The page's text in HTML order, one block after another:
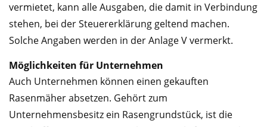
vermietet, kann alle Ausgaben, die damit in Verbindung
stehen, bei der Steuererklärung geltend machen.
Solche Angaben werden in der Anlage V vermerkt.
Möglichkeiten für Unternehmen
Auch Unternehmen können einen gekauften
Rasenmäher absetzen. Gehört zum
Unternehmensbesitz ein Rasengrundstück, ist die